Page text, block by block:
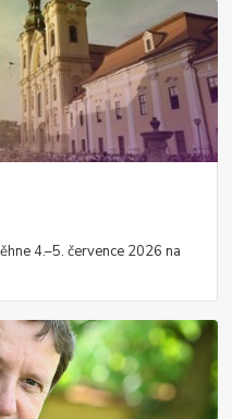
4.–5. července 2026 na